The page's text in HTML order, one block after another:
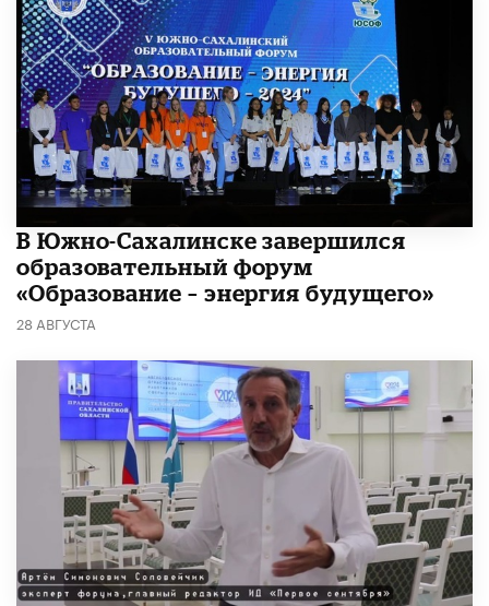
В Южно-Сахалинске завершился
образовательный форум
«Образование – энергия будущего»
28 АВГУСТА